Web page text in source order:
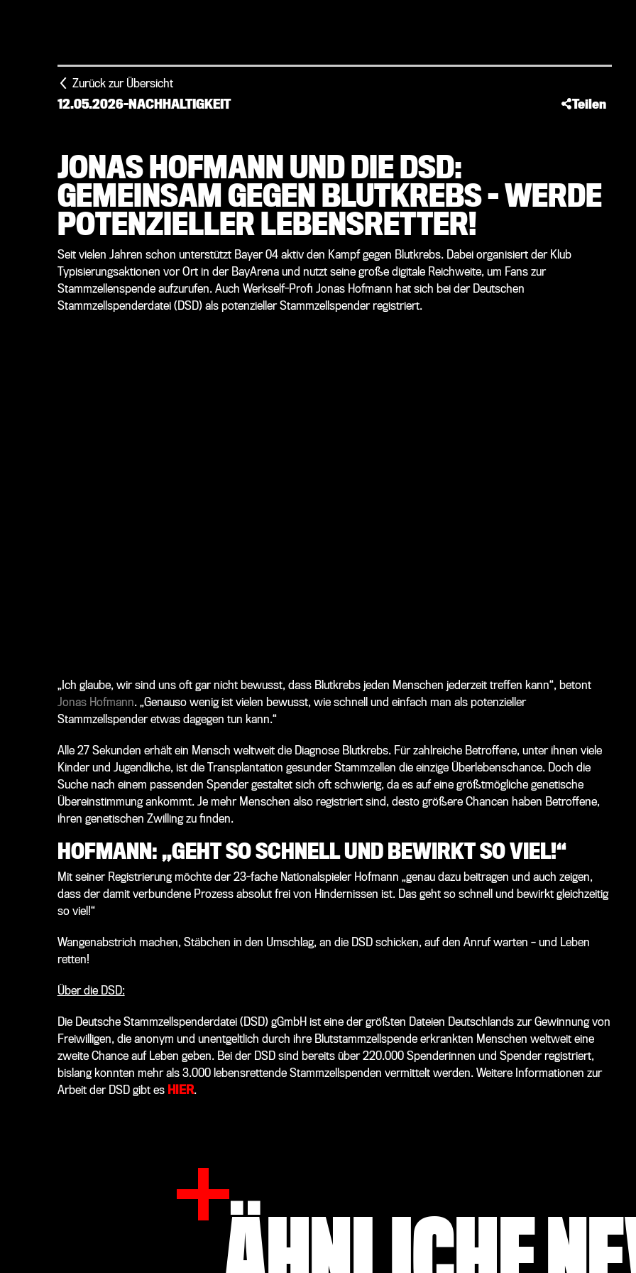
Zurück zur Übersicht
12.05.2026-NACHHALTIGKEIT Teilen
JONAS HOFMANN UND DIE DSD:
GEMEINSAM GEGEN BLUTKREBS – WERDE
POTENZIELLER LEBENSRETTER!
Seit vielen Jahren schon unterstützt Bayer 04 aktiv den Kampf gegen Blutkrebs. Dabei organisiert der Klub
Typisierungsaktionen vor Ort in der BayArena und nutzt seine große digitale Reichweite, um Fans zur
Stammzellenspende aufzurufen. Auch Werkself-Profi Jonas Hofmann hat sich bei der Deutschen
Stammzellspenderdatei (DSD) als potenzieller Stammzellspender registriert.
„Ich glaube, wir sind uns oft gar nicht bewusst, dass Blutkrebs jeden Menschen jederzeit treffen kann“, betont
Jonas Hofmann. „Genauso wenig ist vielen bewusst, wie schnell und einfach man als potenzieller
Stammzellspender etwas dagegen tun kann.“
Alle 27 Sekunden erhält ein Mensch weltweit die Diagnose Blutkrebs. Für zahlreiche Betroffene, unter ihnen viele
Kinder und Jugendliche, ist die Transplantation gesunder Stammzellen die einzige Überlebenschance. Doch die
Suche nach einem passenden Spender gestaltet sich oft schwierig, da es auf eine größtmögliche genetische
Übereinstimmung ankommt. Je mehr Menschen also registriert sind, desto größere Chancen haben Betroffene,
ihren genetischen Zwilling zu finden.
HOFMANN: „GEHT SO SCHNELL UND BEWIRKT SO VIEL!“
Mit seiner Registrierung möchte der 23-fache Nationalspieler Hofmann „genau dazu beitragen und auch zeigen,
dass der damit verbundene Prozess absolut frei von Hindernissen ist. Das geht so schnell und bewirkt gleichzeitig
so viel!“
Wangenabstrich machen, Stäbchen in den Umschlag, an die DSD schicken, auf den Anruf warten – und Leben
retten!
Über die DSD:
Die Deutsche Stammzellspenderdatei (DSD) gGmbH ist eine der größten Dateien Deutschlands zur Gewinnung von
Freiwilligen, die anonym und unentgeltlich durch ihre Blutstammzellspende erkrankten Menschen weltweit eine
zweite Chance auf Leben geben. Bei der DSD sind bereits über 220.000 Spenderinnen und Spender registriert,
bislang konnten mehr als 3.000 lebensrettende Stammzellspenden vermittelt werden. Weitere Informationen zur
Arbeit der DSD gibt es HIER.